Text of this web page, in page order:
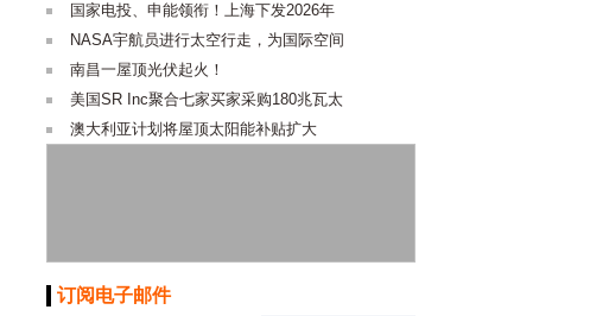
国家电投、申能领衔！上海下发2026年
NASA宇航员进行太空行走，为国际空间
南昌一屋顶光伏起火！
美国SR Inc聚合七家买家采购180兆瓦太
澳大利亚计划将屋顶太阳能补贴扩大
订阅电子邮件